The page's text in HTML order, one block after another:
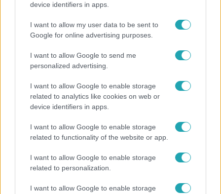
device identifiers in apps.
I want to allow my user data to be sent to
Google for online advertising purposes.
I want to allow Google to send me
personalized advertising.
I want to allow Google to enable storage
related to analytics like cookies on web or
device identifiers in apps.
I want to allow Google to enable storage
related to functionality of the website or app.
I want to allow Google to enable storage
related to personalization.
I want to allow Google to enable storage
Nem ment át a fideszes többségen, hogy szenteste
Belföld
2023. július 13. 19:42
Hatnapos munkaszünet lesz jövő karácsonykor